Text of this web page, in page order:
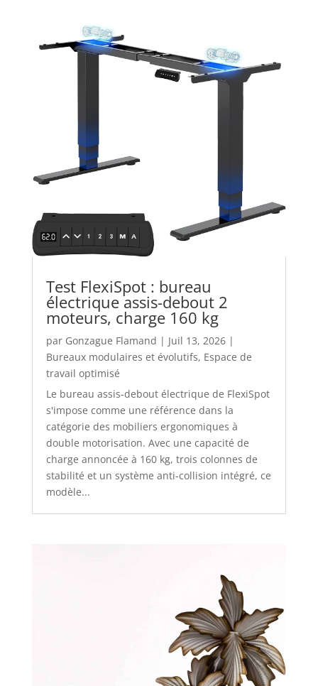
Test FlexiSpot : bureau
électrique assis-debout 2
moteurs, charge 160 kg
par Gonzague Flamand | Juil 13, 2026|
Bureaux modulaires et évolutifs, Espace de
travail optimisé
Le bureau assis-debout électrique de FlexiSpot
s'impose comme une référence dans la
catégorie des mobiliers ergonomiques à
double motorisation. Avec une capacité de
charge annoncée à 160 kg, trois colonnes de
stabilité et un système anti-collision intégré, ce
modèle...